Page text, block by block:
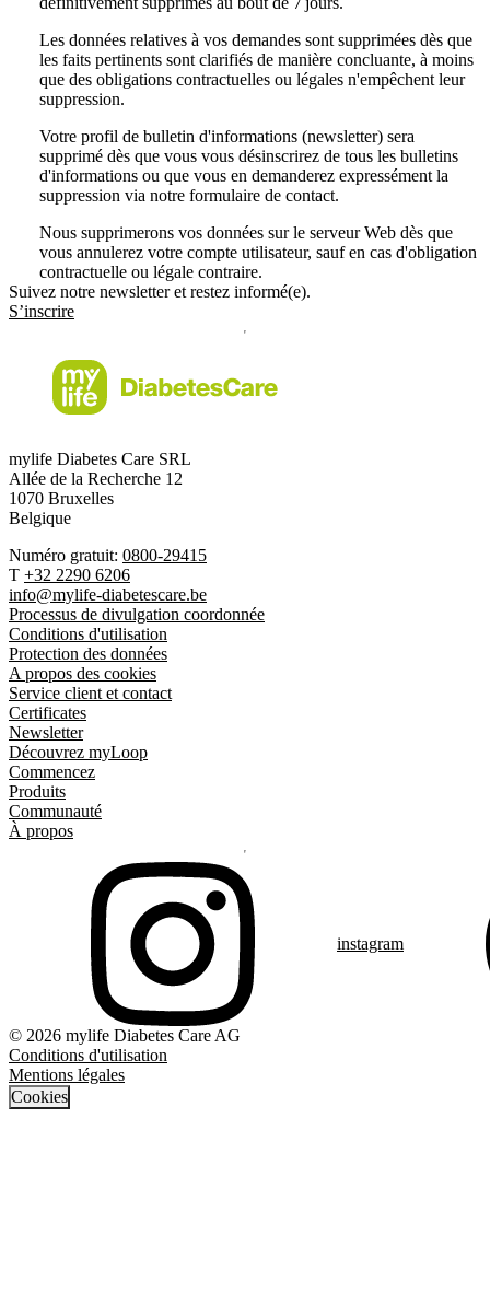
Les données relatives à vos demandes sont supprimées dès que
les faits pertinents sont clarifiés de manière concluante, à moins
que des obligations contractuelles ou légales n'empêchent leur
suppression.
Votre profil de bulletin d'informations (newsletter) sera
supprimé dès que vous vous désinscrirez de tous les bulletins
d'informations ou que vous en demanderez expressément la
suppression via notre formulaire de contact.
Nous supprimerons vos données sur le serveur Web dès que
vous annulerez votre compte utilisateur, sauf en cas d'obligation
contractuelle ou légale contraire.
Suivez notre newsletter et restez informé(e).
S’inscrire
mylife Diabetes Care SRL
Allée de la Recherche 12
1070 Bruxelles
Belgique
Numéro gratuit: 0800-29415
T +32 2290 6206
info@mylife-diabetescare.be
Processus de divulgation coordonnée
Conditions d'utilisation
Protection des données
A propos des cookies
Service client et contact
Certificates
Newsletter
Découvrez myLoop
Commencez
Produits
Communauté
À propos
instagram
© 2026 mylife Diabetes Care AG
Conditions d'utilisation
Mentions légales
Cookies